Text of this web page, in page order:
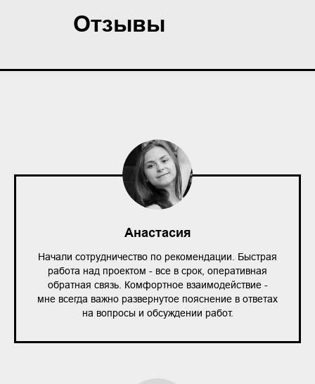
Отзывы
Анастасия
Начали сотрудничество по рекомендации. Быстрая
работа над проектом - все в срок, оперативная
обратная связь. Комфортное взаимодействие -
мне всегда важно развернутое пояснение в ответах
на вопросы и обсуждении работ.